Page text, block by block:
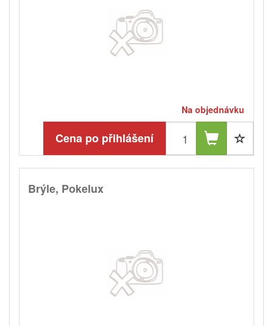
Na objednávku
Cena po přihlášení
Brýle, Pokelux